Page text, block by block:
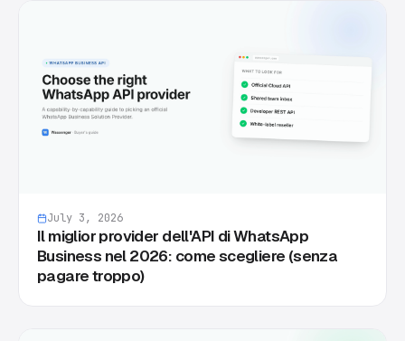
July 3, 2026
Il miglior provider dell'API di WhatsApp
Business nel 2026: come scegliere (senza
pagare troppo)